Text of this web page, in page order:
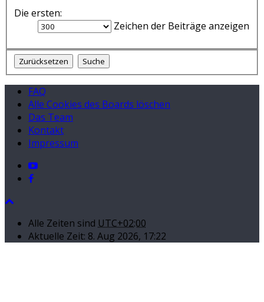
Die ersten:
Zeichen der Beiträge anzeigen
FAQ
Alle Cookies des Boards löschen
Das Team
Kontakt
Impressum
Alle Zeiten sind UTC+02:00
Aktuelle Zeit: 8. Aug 2026, 17:22